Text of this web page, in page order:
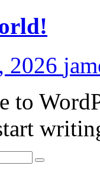
2026
to